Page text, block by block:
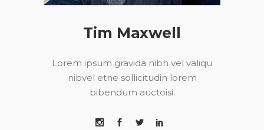
Tim Maxwell
Lorem ipsum gravida nibh vel valiqu
nibvel etne sollicitudin lorem
bibendum auctoisi.